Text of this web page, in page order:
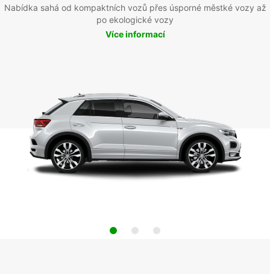
Nabídka sahá od kompaktních vozů přes úsporné městké vozy až
po ekologické vozy
Více informací